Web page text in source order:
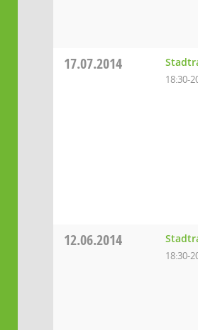
17.07.2014
18:30-
12.06.2014
18:30-